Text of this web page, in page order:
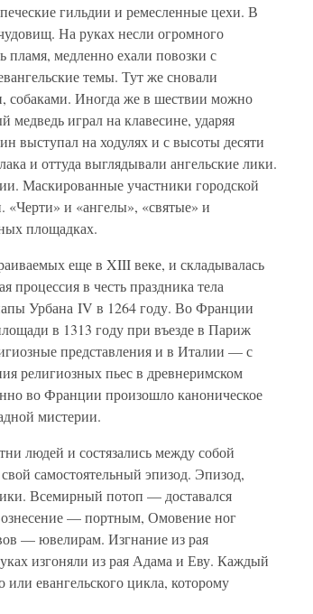
гильдии и ремесленные цехи. В
На руках несли огромного
пламя, медленно ехали повозки с
темы. Тут же сновали
собаками. Иногда же в шествии можно
играл на клавесине, ударяя
выступал на ходулях и с высоты десяти
и оттуда выглядывали ангельские лики.
Маскированные участники городской
и «ангелы», «святые» и
площадках.
еще в XIII веке, и складывалась
процессия в честь праздника тела
Урбана IV в 1264 году. Во Франции
в 1313 году при въезде в Париж
представления и в Италии — с
религиозных пьес в древнеримском
во Франции произошло каноническое
мистерии.
людей и состязались между собой
самостоятельный эпизод. Эпизод,
Всемирный потоп — доставался
— портным, Омовение ног
— ювелирам. Изгнание из рая
изгоняли из рая Адама и Еву. Каждый
евангельского цикла, которому